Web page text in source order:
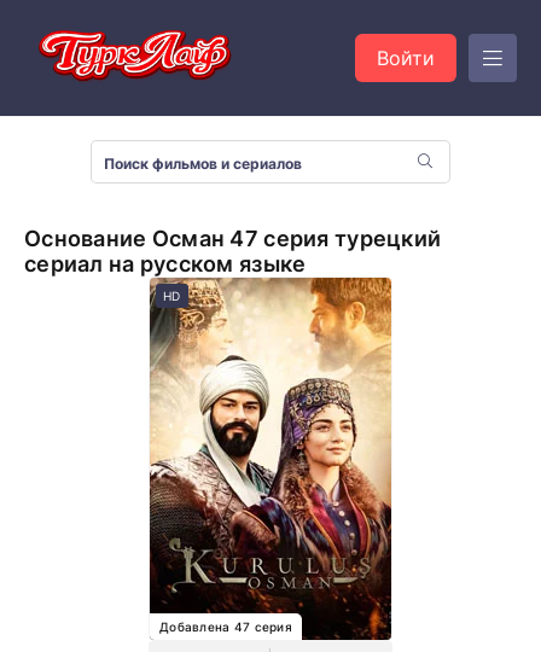
Войти
Основание Осман 47 серия турецкий
сериал на русском языке
HD
Добавлена 47 серия